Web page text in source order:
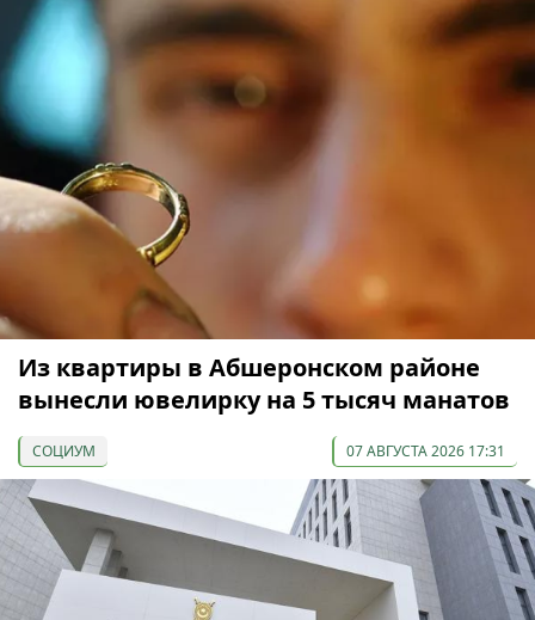
Из квартиры в Абшеронском районе
вынесли ювелирку на 5 тысяч манатов
СОЦИУМ 07 АВГУСТА 2026 17:31